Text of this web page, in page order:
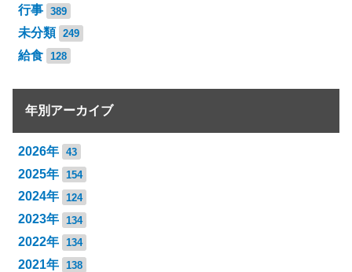
行事 389
未分類 249
給食 128
年別アーカイブ
2026年 43
2025年 154
2024年 124
2023年 134
2022年 134
2021年 138